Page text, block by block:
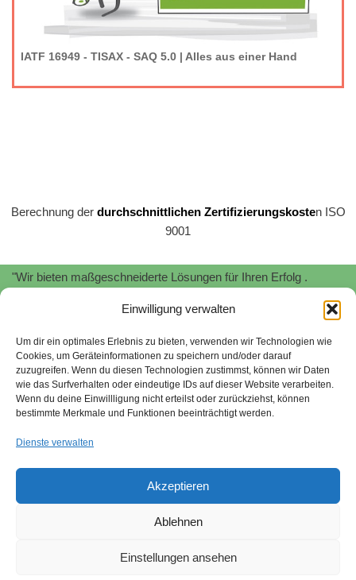
Einwilligung verwalten
Um dir ein optimales Erlebnis zu bieten, verwenden wir Technologien wie
Cookies, um Geräteinformationen zu speichern und/oder darauf
zuzugreifen. Wenn du diesen Technologien zustimmst, können wir Daten
wie das Surfverhalten oder eindeutige IDs auf dieser Website verarbeiten.
Wenn du deine Einwillligung nicht erteilst oder zurückziehst, können
bestimmte Merkmale und Funktionen beeinträchtigt werden.
Dienste verwalten
Akzeptieren
Ablehnen
Einstellungen ansehen
IATF 16949 - TISAX - SAQ 5.0 | Alles aus einer Hand
Berechnung der durchschnittlichen Zertifizierungskosten ISO
9001
"Wir bieten maßgeschneiderte Lösungen für Ihren Erfolg .
"Wir unterstützen Sie bei der Implementierung und Zertifizierung
vonInformationssicherheitsmanagementsystemennachISO
27001.Schützen Sie Ihre sensiblen Daten und minimieren Sie
Risiken."
Stefan Stroessenreuther | Beratung für Managementsysteme |
Nachhaltigkeitsstrategien gemäß SAQ 5.0 und EcoVadis. Wir
helfen Ihnen, ökologische und soziale Verantwortung zu
Hinweisgebersystem
Impressum